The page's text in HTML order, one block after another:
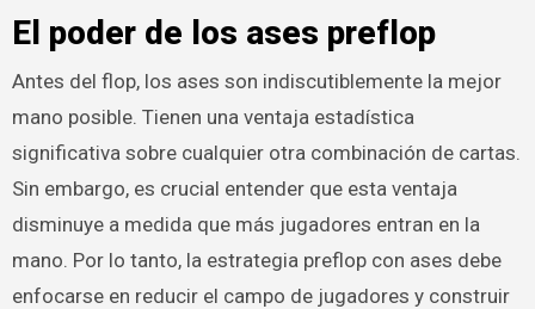
El poder de los ases preflop
Antes del flop, los ases son indiscutiblemente la mejor
mano posible. Tienen una ventaja estadística
significativa sobre cualquier otra combinación de cartas.
Sin embargo, es crucial entender que esta ventaja
disminuye a medida que más jugadores entran en la
mano. Por lo tanto, la estrategia preflop con ases debe
enfocarse en reducir el campo de jugadores y construir